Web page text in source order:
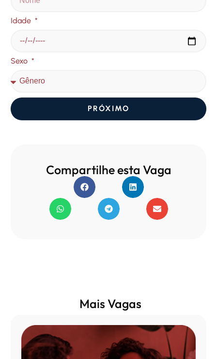
Idade
Sexo
PRÓXIMO
Compartilhe esta Vaga
Mais Vagas